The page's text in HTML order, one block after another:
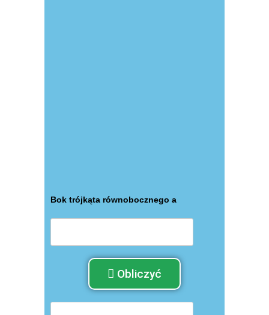
Bok trójkąta równobocznego a
Obliczyć